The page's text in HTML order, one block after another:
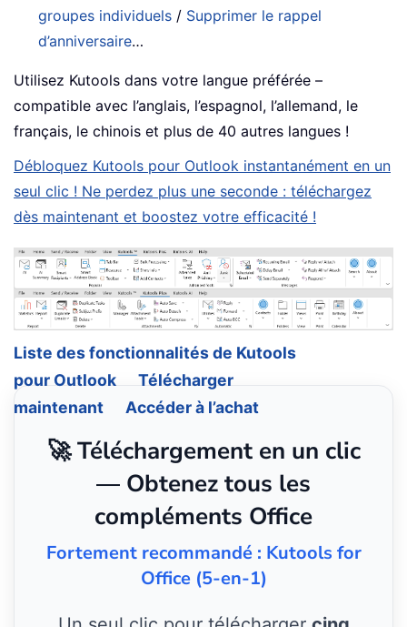
groupes individuels / Supprimer le rappel
d’anniversaire…
Utilisez Kutools dans votre langue préférée –
compatible avec l’anglais, l’espagnol, l’allemand, le
français, le chinois et plus de 40 autres langues !
Débloquez Kutools pour Outlook instantanément en un
seul clic ! Ne perdez plus une seconde : téléchargez
dès maintenant et boostez votre efficacité !
Liste des fonctionnalités de Kutools
pour Outlook
Télécharger
maintenant
Accéder à l’achat
🚀 Téléchargement en un clic
— Obtenez tous les
compléments Office
Fortement recommandé : Kutools for
Office (5-en-1)